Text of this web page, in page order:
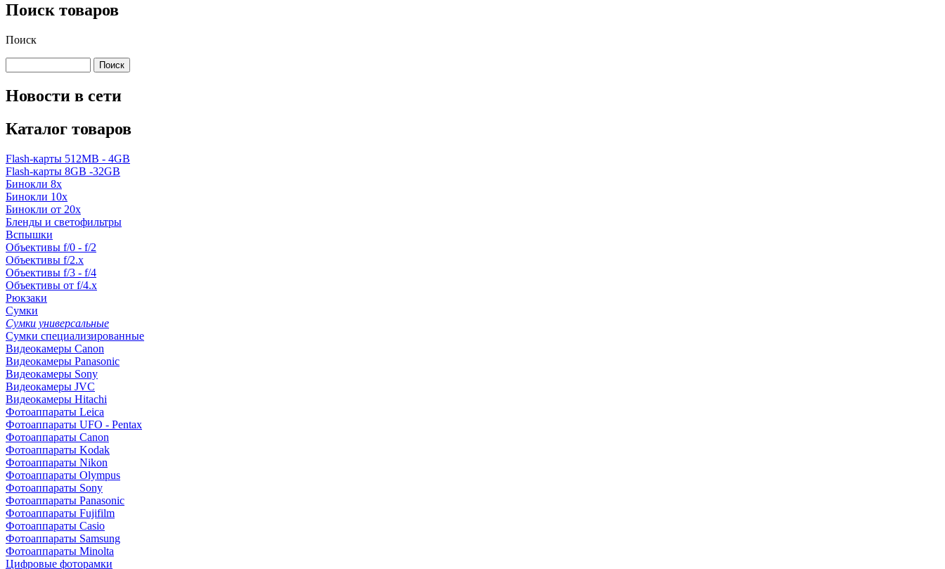
Поиск товаров
Поиск
Новости в сети
Каталог товаров
Flash-карты 512MB - 4GB
Flash-карты 8GB -32GB
Бинокли 8x
Бинокли 10x
Бинокли от 20x
Бленды и светофильтры
Вспышки
Объективы f/0 - f/2
Объективы f/2.x
Объективы f/3 - f/4
Объективы от f/4.x
Рюкзаки
Сумки
Сумки универсальные
Сумки специализированные
Видеокамеры Canon
Видеокамеры Panasonic
Видеокамеры Sony
Видеокамеры JVC
Видеокамеры Hitachi
Фотоаппараты Leica
Фотоаппараты UFO - Pentax
Фотоаппараты Canon
Фотоаппараты Kodak
Фотоаппараты Nikon
Фотоаппараты Olympus
Фотоаппараты Sony
Фотоаппараты Panasonic
Фотоаппараты Fujifilm
Фотоаппараты Casio
Фотоаппараты Samsung
Фотоаппараты Minolta
Цифровые фоторамки